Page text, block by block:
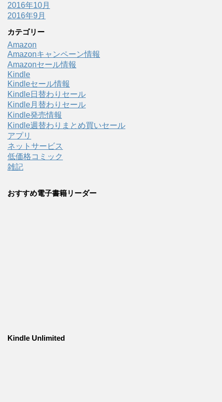
2016年10月
2016年9月
カテゴリー
Amazon
Amazonキャンペーン情報
Amazonセール情報
Kindle
Kindleセール情報
Kindle日替わりセール
Kindle月替わりセール
Kindle発売情報
Kindle週替わりまとめ買いセール
アプリ
ネットサービス
低価格コミック
雑記
おすすめ電子書籍リーダー
Kindle Unlimited